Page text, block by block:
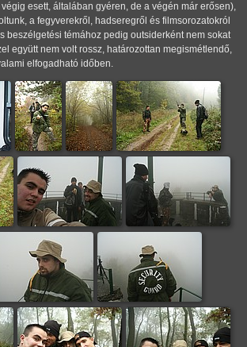
esett, általában gyéren, de a végén már erősen),
a fegyverekről, hadseregről és filmsorozatokról
beszélgetési témához pedig outsiderként nem sokat
együtt nem volt rossz, határozottan megismétlendő,
elfogadható időben.